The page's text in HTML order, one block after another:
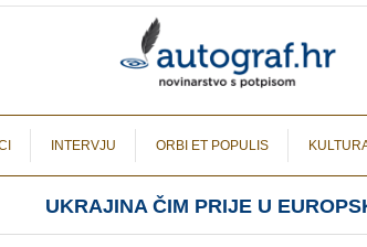
INTERVJU ORBI ET POPULIS
UKRAJINA ČIM PRIJE U